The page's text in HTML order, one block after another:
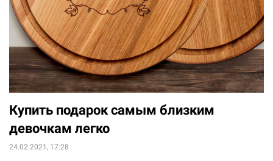
Купить подарок самым близким
девочкам легко
24.02.2021, 17:28